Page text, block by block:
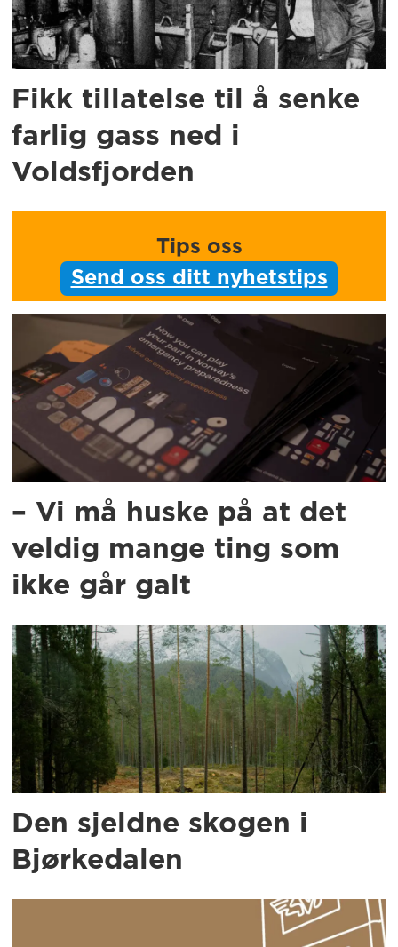
Fikk tillatelse til å senke
farlig gass ned i
Voldsfjorden
Tips oss
Send oss ditt nyhetstips
– Vi må huske på at det
veldig mange ting som
ikke går galt
Den sjeldne skogen i
Bjørkedalen